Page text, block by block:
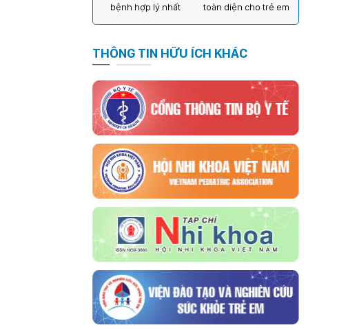
bệnh hợp lý nhất
toàn diện cho trẻ em
THÔNG TIN HỮU ÍCH KHÁC